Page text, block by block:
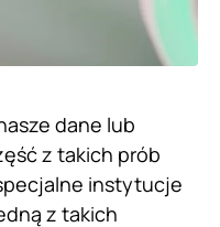
dane lub
z takich prób
instytucje
z takich